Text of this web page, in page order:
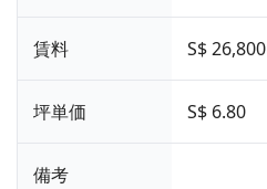
賃料 S$ 26,800
坪単価 S$ 6.80
備考